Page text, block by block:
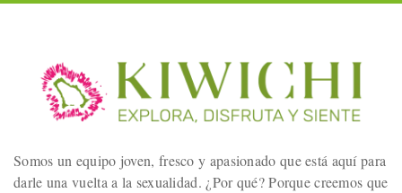
Somos un equipo joven, fresco y apasionado que está aquí para
darle una vuelta a la sexualidad. ¿Por qué? Porque creemos que